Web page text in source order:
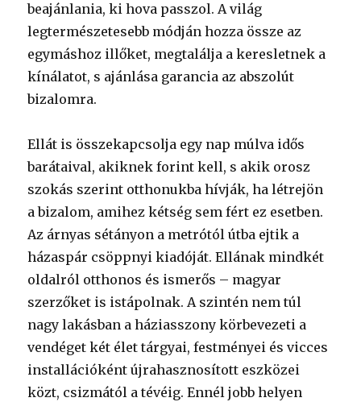
beajánlania, ki hova passzol. A világ
legtermészetesebb módján hozza össze az
egymáshoz illőket, megtalálja a keresletnek a
kínálatot, s ajánlása garancia az abszolút
bizalomra.
Ellát is összekapcsolja egy nap múlva idős
barátaival, akiknek forint kell, s akik orosz
szokás szerint otthonukba hívják, ha létrejön
a bizalom, amihez kétség sem fért ez esetben.
Az árnyas sétányon a metrótól útba ejtik a
házaspár csöppnyi kiadóját. Ellának mindkét
oldalról otthonos és ismerős – magyar
szerzőket is istápolnak. A szintén nem túl
nagy lakásban a háziasszony körbevezeti a
vendéget két élet tárgyai, festményei és vicces
installációként újrahasznosított eszközei
közt, csizmától a tévéig. Ennél jobb helyen